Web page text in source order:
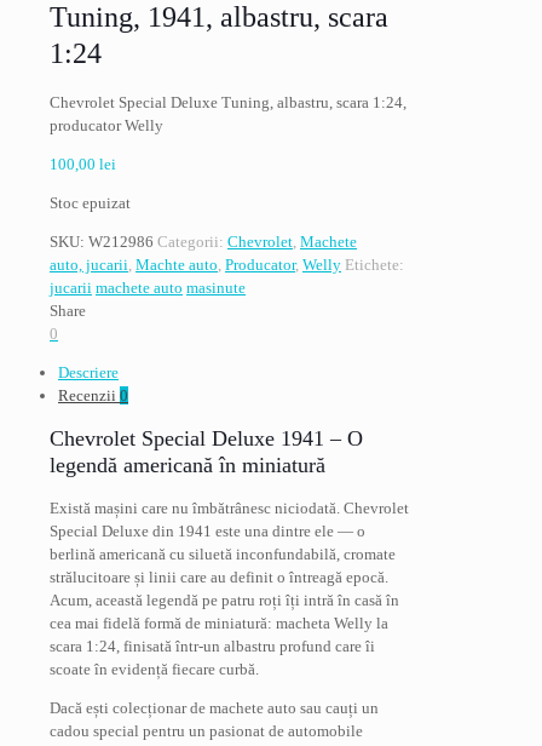
Tuning, 1941, albastru, scara
1:24
Chevrolet Special Deluxe Tuning, albastru, scara 1:24,
producator Welly
100,00 lei
Stoc epuizat
SKU: W212986 Categorii: Chevrolet, Machete
auto, jucarii, Machte auto, Producator, Welly Etichete:
jucarii machete auto masinute
Share
0
Descriere
Recenzii 0
Chevrolet Special Deluxe 1941 – O
legendă americană în miniatură
Există mașini care nu îmbătrânesc niciodată. Chevrolet
Special Deluxe din 1941 este una dintre ele — o
berlină americană cu siluetă inconfundabilă, cromate
strălucitoare și linii care au definit o întreagă epocă.
Acum, această legendă pe patru roți îți intră în casă în
cea mai fidelă formă de miniatură: macheta Welly la
scara 1:24, finisată într-un albastru profund care îi
scoate în evidență fiecare curbă.
Dacă ești colecționar de machete auto sau cauți un
cadou special pentru un pasionat de automobile